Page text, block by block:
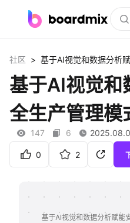
社区资源
会员
企业服务
社区 >
基于AI视觉和
全生产管理模
147 6
0 2